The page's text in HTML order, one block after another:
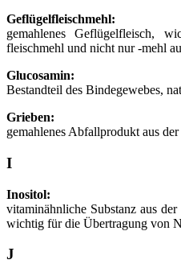
Geflügelfleischmehl:
gemahlenes Geflügelfleisch,
fleischmehl und nicht nur -mehl
Glucosamin:
Bestandteil des Bindegewebes,
Grieben:
gemahlenes Abfallprodukt aus
I
Inositol:
vitaminähnliche Substanz aus
wichtig für die Übertragung von
J